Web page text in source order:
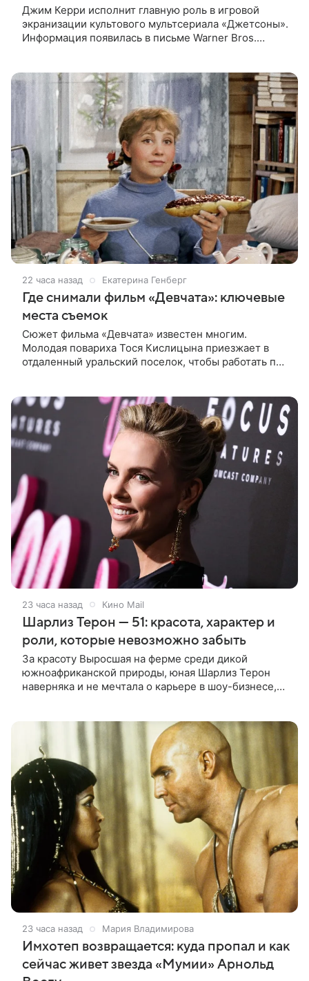
Джим Керри исполнит главную роль в игровой
экранизации культового мультсериала «Джетсоны».
Информация появилась в письме Warner Bros.
22 часа назад Екатерина Генберг
Где снимали фильм «Девчата»: ключевые
места съемок
Сюжет фильма «Девчата» известен многим.
Молодая повариха Тося Кислицына приезжает в
отдаленный уральский поселок, чтобы работать по
23 часа назад Кино Mail
Шарлиз Терон — 51: красота, характер и
роли, которые невозможно забыть
За красоту Выросшая на ферме среди дикой
южноафриканской природы, юная Шарлиз Терон
наверняка и не мечтала о карьере в шоу-бизнесе,
23 часа назад Мария Владимирова
Имхотеп возвращается: куда пропал и как
сейчас живет звезда «Мумии» Арнольд